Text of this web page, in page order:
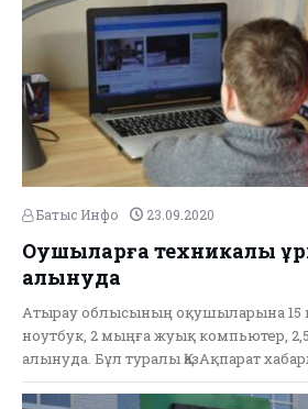
Батыс Инфо 23.09.2020
Оқушыларға техникалық
алынуда
Атырау облысының оқушыларына 15
ноутбук, 2 мыңға жуық компьютер,
алынуда. Бұл туралы ҚазАқпарат